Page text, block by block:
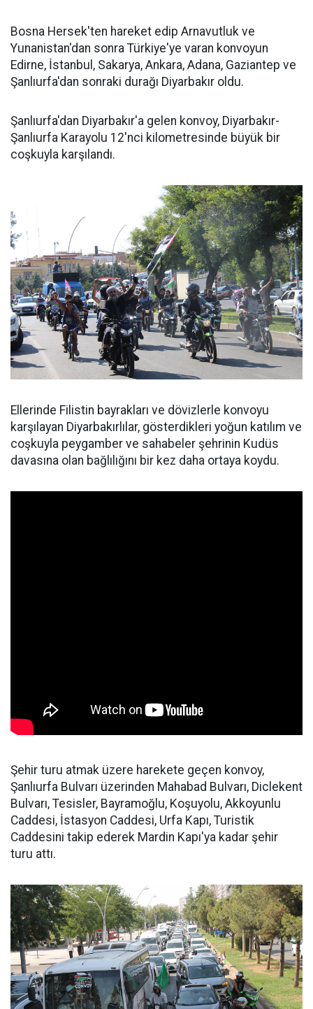
Bosna Hersek'ten hareket edip Arnavutluk ve
Yunanistan'dan sonra Türkiye'ye varan konvoyun
Edirne, İstanbul, Sakarya, Ankara, Adana, Gaziantep ve
Şanlıurfa'dan sonraki durağı Diyarbakır oldu.
Şanlıurfa'dan Diyarbakır'a gelen konvoy, Diyarbakır-
Şanlıurfa Karayolu 12'nci kilometresinde büyük bir
coşkuyla karşılandı.
Ellerinde Filistin bayrakları ve dövizlerle konvoyu
karşılayan Diyarbakırlılar, gösterdikleri yoğun katılım ve
coşkuyla peygamber ve sahabeler şehrinin Kudüs
davasına olan bağlılığını bir kez daha ortaya koydu.
Şehir turu atmak üzere harekete geçen konvoy,
Şanlıurfa Bulvarı üzerinden Mahabad Bulvarı, Diclekent
Bulvarı, Tesisler, Bayramoğlu, Koşuyolu, Akkoyunlu
Caddesi, İstasyon Caddesi, Urfa Kapı, Turistik
Caddesini takip ederek Mardin Kapı'ya kadar şehir
turu attı.